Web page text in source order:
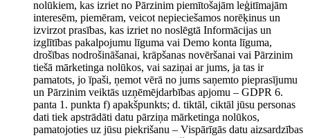
nolūkiem, kas izriet no Pārzinim piemītošajām leģitīmajām
interesēm, piemēram, veicot nepieciešamos norēķinus un
izvirzot prasības, kas izriet no noslēgtā Informācijas un
izglītības pakalpojumu līguma vai Demo konta līguma,
drošības nodrošināšanai, krāpšanas novēršanai vai Pārzinim
tiešā mārketinga nolūkos, vai saziņai ar jums, ja tas ir
pamatots, jo īpaši, ņemot vērā no jums saņemto pieprasījumu
un Pārzinim veiktās uzņēmējdarbības apjomu – GDPR 6.
panta 1. punkta f) apakšpunkts; d. tiktāl, ciktāl jūsu personas
dati tiek apstrādāti datu pārziņa mārketinga nolūkos,
pamatojoties uz jūsu piekrišanu – Vispārīgās datu aizsardzības